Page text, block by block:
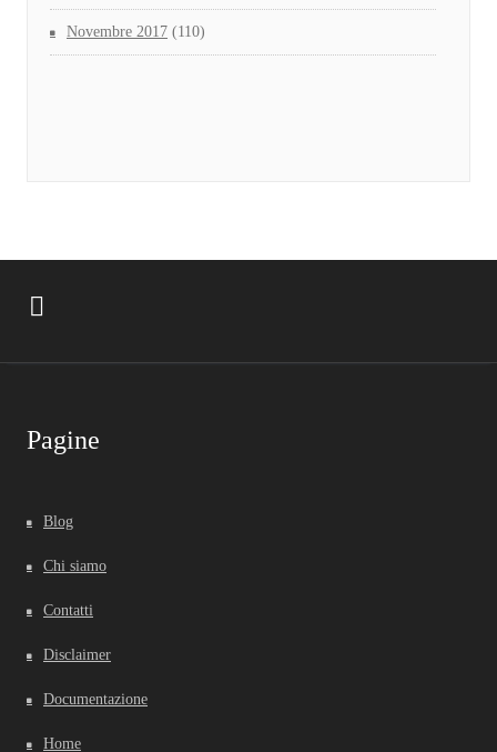
Novembre 2017 (110)
Pagine
Blog
Chi siamo
Contatti
Disclaimer
Documentazione
Home